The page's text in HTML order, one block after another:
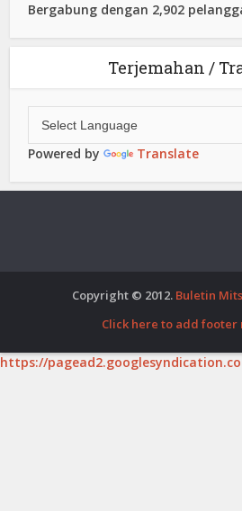
Bergabung dengan 2,902
Terjemahan /
Powered by Translate
Copyright © 2012. Buletin
Click here to add footer
https://